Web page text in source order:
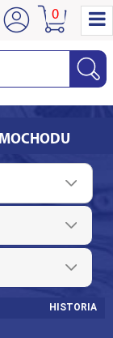
0
HISTORIA